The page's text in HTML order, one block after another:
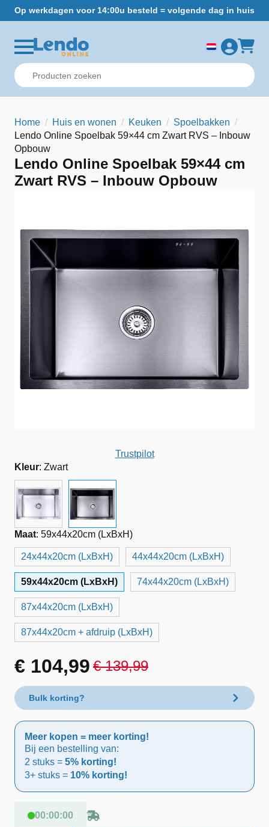
Op werkdagen voor 14:00u besteld = volgende dag in huis
Home Huis en wonen Keuken
Spoelbakken
Lendo Online Spoelbak 59×44 cm Zwart RVS – Inbouw
Opbouw
Lendo Online Spoelbak 59×44 cm
Zwart RVS – Inbouw Opbouw
Trustpilot
Kleur: Zwart
Maat: 59x44x20cm (LxBxH)
24x44x20cm (LxBxH) 44x44x20cm (LxBxH)
59x44x20cm (LxBxH) 74x44x20cm (LxBxH)
87x44x20cm (LxBxH)
87x44x20cm + afdruip (LxBxH)
€139,99
Oorspronkelijke
prijs
was:
€ 139,99.
€ 104,99
Huidige
prijs
is:
€ 104,99.
Bulk korting?
Meer kopen = meer korting!
Bij een bestelling van:
2 stuks = 5% korting!
3+ stuks = 10% korting!
00:00:00